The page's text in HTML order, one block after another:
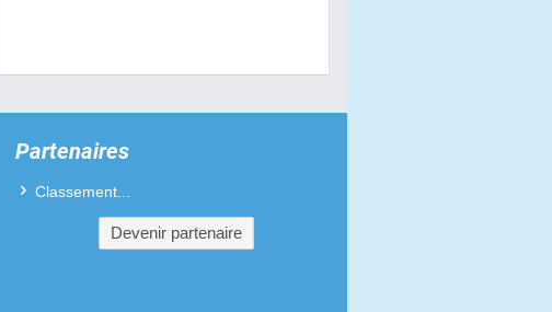
Partenaires
Classement...
Devenir partenaire